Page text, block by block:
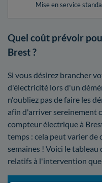
Mise en service
Quel coût prévoir
Brest ?
Si vous désirez brancher
d'électricité lors d'un
n'oubliez pas de faire les
afin d'arriver sereinement
compteur électrique à
temps : cela peut varier de
semaines ! Voici le
relatifs à l'intervention que